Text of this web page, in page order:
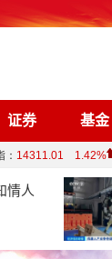
证券 基金
情人